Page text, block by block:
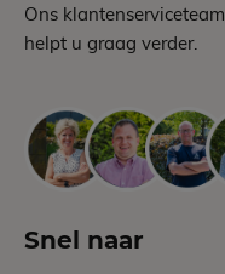
Ons klantenserviceteam
helpt u graag verder.
Snel naar